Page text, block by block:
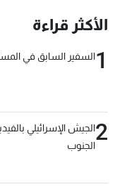
الأكثر قراءة
1السفير السابق في
2الجيش الإسرائيلي
الجنوب